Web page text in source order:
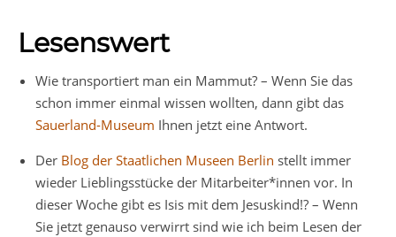
Lesenswert
Wie transportiert man ein Mammut? – Wenn Sie das
schon immer einmal wissen wollten, dann gibt das
Sauerland-Museum Ihnen jetzt eine Antwort.
Der Blog der Staatlichen Museen Berlin stellt immer
wieder Lieblingsstücke der Mitarbeiter*innen vor. In
dieser Woche gibt es Isis mit dem Jesuskind!? – Wenn
Sie jetzt genauso verwirrt sind wie ich beim Lesen der